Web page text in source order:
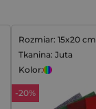
Rozmiar: 15x20 cm
Tkanina: Juta
Kolor:
-20%